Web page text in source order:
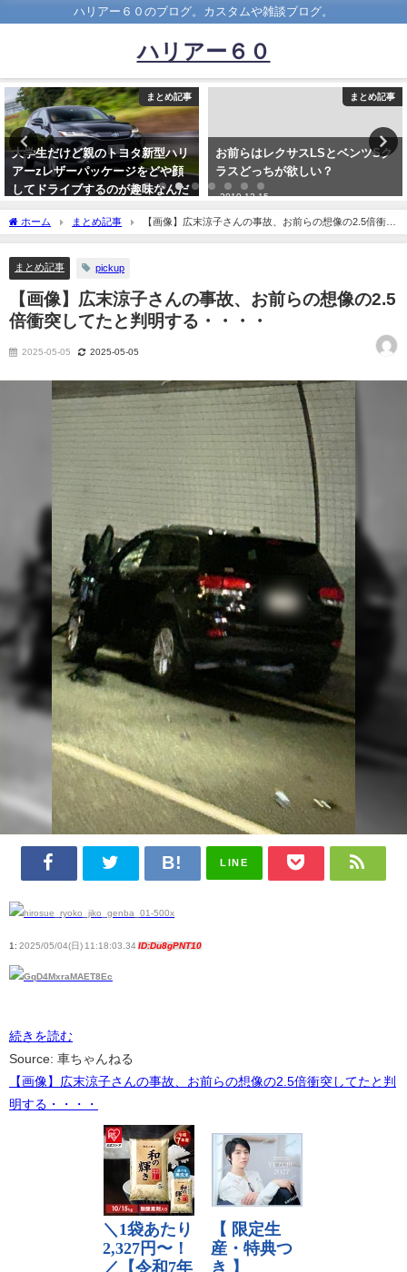
ハリアー６０のブログ。カスタムや雑談ブログ。
ハリアー６０
まとめ記事
大学生だけど親のトヨタ新型ハリ
アーzレザーパッケージをどや顔
してドライブするのが趣味なんだ
が
まとめ記事
お前らはレクサスLSとベンツSク
ラスどっちが欲しい？
2019-12-15
ホーム まとめ記事
【画像】広末涼子さんの事故、お前らの想像の2.5倍衝突
してたと判明する・・・・
まとめ記事 pickup
【画像】広末涼子さんの事故、お前らの想像の2.5
倍衝突してたと判明する・・・・
2025-05-05 2025-05-05
LINE
1: 2025/05/04(日) 11:18:03.34 ID:Du8gPNT10
続きを読む
Source: 車ちゃんねる
【画像】広末涼子さんの事故、お前らの想像の2.5倍衝突してたと判
明する・・・・